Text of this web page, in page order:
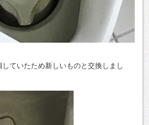
ていたため新しいものと交換しまし